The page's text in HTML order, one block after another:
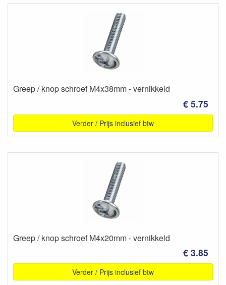
Greep / knop schroef M4x38mm - vernikkeld
€ 5.75
Verder / Prijs inclusief btw
Greep / knop schroef M4x20mm - vernikkeld
€ 3.85
Verder / Prijs inclusief btw